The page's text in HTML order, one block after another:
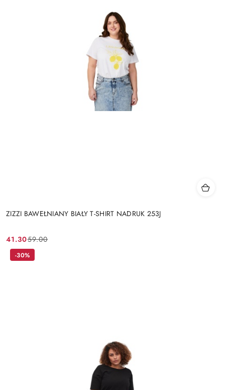
ZIZZI BAWEŁNIANY BIAŁY T-SHIRT NADRUK 253J
Cena
promocyjna:
41.30
Cena
przed
59.00
-30%